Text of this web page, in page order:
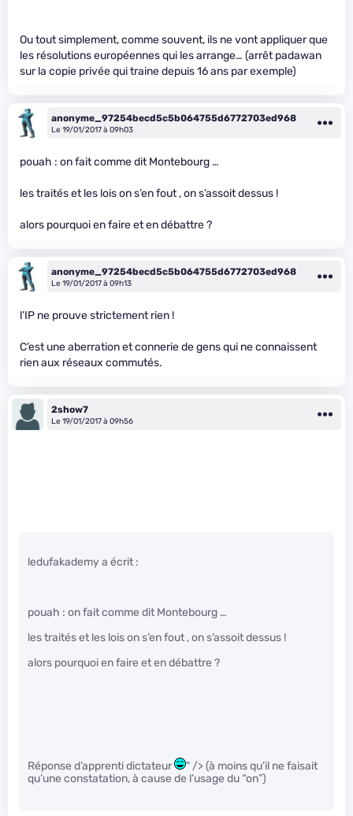
Ou tout simplement, comme souvent, ils ne vont appliquer que
les résolutions européennes qui les arrange… (arrêt padawan
sur la copie privée qui traine depuis 16 ans par exemple)
anonyme_97254becd5c5b064755d6772703ed968
Le 19/01/2017 à 09h03
pouah : on fait comme dit Montebourg …
les traités et les lois on s’en fout , on s’assoit dessus !
alors pourquoi en faire et en débattre ?
anonyme_97254becd5c5b064755d6772703ed968
Le 19/01/2017 à 09h13
l’IP ne prouve strictement rien !
C’est une aberration et connerie de gens qui ne connaissent
rien aux réseaux commutés.
2show7
Le 19/01/2017 à 09h56
ledufakademy a écrit :
pouah : on fait comme dit Montebourg …
les traités et les lois on s’en fout , on s’assoit dessus !
alors pourquoi en faire et en débattre ?
Réponse d’apprenti dictateur
" /> (à moins qu’il ne faisait
qu’une constatation, à cause de l’usage du “on”)